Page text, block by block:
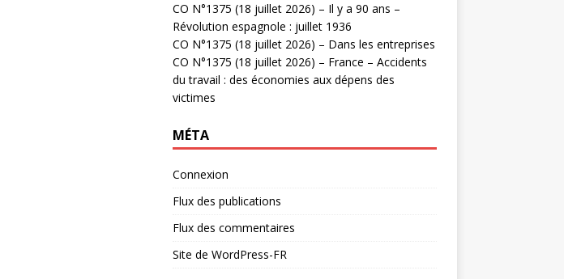
CO N°1375 (18 juillet 2026) – Il y a 90 ans –
Révolution espagnole : juillet 1936
CO N°1375 (18 juillet 2026) – Dans les entreprises
CO N°1375 (18 juillet 2026) – France – Accidents
du travail : des économies aux dépens des
victimes
MÉTA
Connexion
Flux des publications
Flux des commentaires
Site de WordPress-FR